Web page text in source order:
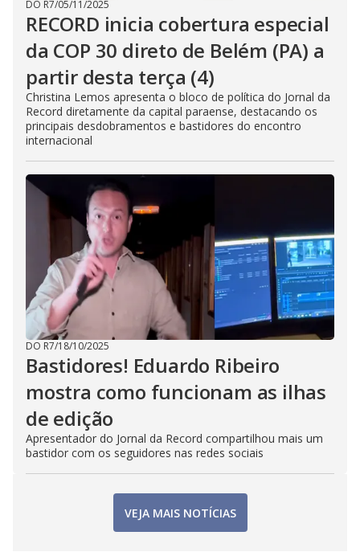
DO R7/05/11/2025
RECORD inicia cobertura especial
da COP 30 direto de Belém (PA) a
partir desta terça (4)
Christina Lemos apresenta o bloco de política do Jornal da
Record diretamente da capital paraense, destacando os
principais desdobramentos e bastidores do encontro
internacional
DO R7/18/10/2025
Bastidores! Eduardo Ribeiro
mostra como funcionam as ilhas
de edição
Apresentador do Jornal da Record compartilhou mais um
bastidor com os seguidores nas redes sociais
VEJA MAIS NOTÍCIAS